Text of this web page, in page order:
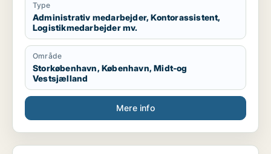
Type
Administrativ medarbejder, Kontorassistent,
Logistikmedarbejder mv.
Område
Storkøbenhavn, København, Midt-og
Vestsjælland
Mere info